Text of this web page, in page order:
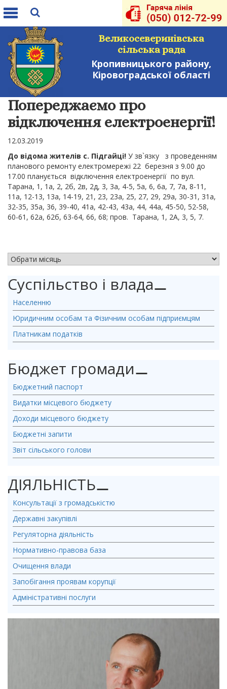
Toggle
Великосеверинівська
сільська рада
Кропивницького району,
Кіровоградської області
Попереджаємо про
відключення електроенергії!
12.03.2019
До відома жителів с. Підгайці! У зв`язку з проведенням
планового ремонту електромережі 22 березня з 9.00 до
17.00 планується відключення електроенергії по вул.
Тарана, 1, 1а, 2, 2б, 2в, 2д, 3, 3а, 4-5, 5а, 6, 6а, 7, 7а, 8-11,
11а, 12-13, 13а, 14-19, 21, 23, 23а, 25, 27, 29, 29а, 30-31, 31а,
32-35, 35а, 36, 39-40, 41а, 42-43, 43а, 44, 44а, 45-50, 52-58,
60-61, 62а, 62б, 63-64, 66, 68; пров. Тарана, 1, 2А, 3, 5, 7.
Суспільство і влада⚊
Населенню
Юридичним особам та Фізичним особам підприємцям
Платникам податків
Бюджет громади⚊
Бюджетний паспорт
Видатки місцевого бюджету
Доходи місцевого бюджету
Бюджетні запити
Звіт сільського голови
ДІЯЛЬНІСТЬ⚊
Консультації з громадськістю
Державні закупівлі
Регуляторна діяльність
Нормативно-правова база
Очищення влади
Запобігання проявам корупції
Адміністративні послуги